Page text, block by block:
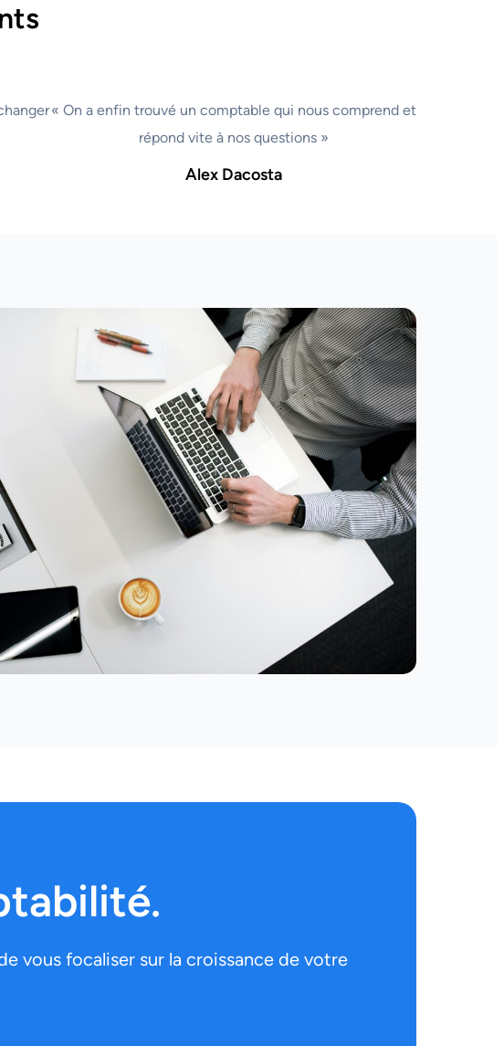
« On a enfin trouvé un comptable qui nous comprend et
répond vite à nos questions »
Alex Dacosta
vous focaliser sur la croissance de votre